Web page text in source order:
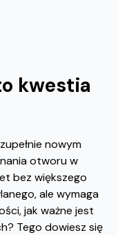
kwestia
nowym
otworu w
bez większego
ale wymaga
jak ważne jest
Tego dowiesz się